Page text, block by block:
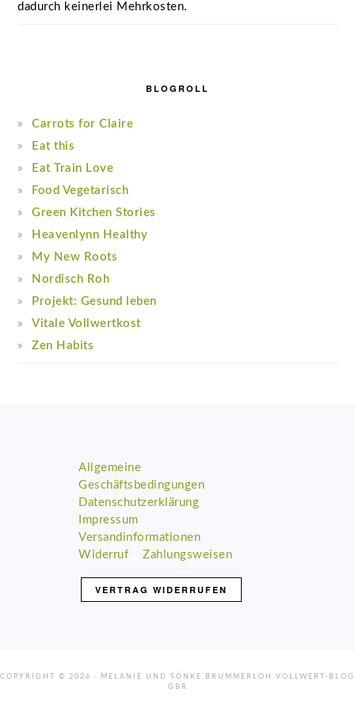
dadurch keinerlei Mehrkosten.
BLOGROLL
Carrots for Claire
Eat this
Eat Train Love
Food Vegetarisch
Green Kitchen Stories
Heavenlynn Healthy
My New Roots
Nordisch Roh
Projekt: Gesund leben
Vitale Vollwertkost
Zen Habits
Allgemeine
Geschäftsbedingungen
Datenschutzerklärung
Impressum
Versandinformationen
Widerruf
Zahlungsweisen
VERTRAG WIDERRUFEN
COPYRIGHT © 2026 · MELANIE UND SÖNKE BRUMMERLOH VOLLWERT-BLOG
GBR